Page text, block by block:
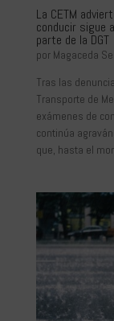
La CETM
conducir sigue
parte de la DGT
por Magaceda
Tras las
Transporte de
exámenes de
continúa
que, hasta el